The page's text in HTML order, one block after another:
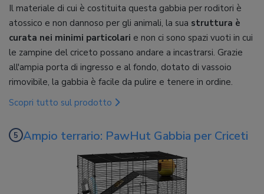
Il materiale di cui è costituita questa gabbia per roditori è
atossico e non dannoso per gli animali, la sua struttura è
curata nei minimi particolari e non ci sono spazi vuoti in cui
le zampine del criceto possano andare a incastrarsi. Grazie
all'ampia porta di ingresso e al fondo, dotato di vassoio
rimovibile, la gabbia è facile da pulire e tenere in ordine.
Scopri tutto sul prodotto
Ampio terrario: PawHut Gabbia per Criceti